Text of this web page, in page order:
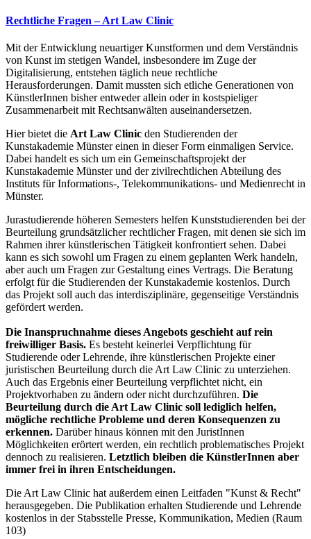
Rechtliche Fragen – Art Law Clinic
Mit der Entwicklung neuartiger Kunstformen und dem Verständnis
von Kunst im stetigen Wandel, insbesondere im Zuge der
Digitalisierung, entstehen täglich neue rechtliche
Herausforderungen. Damit mussten sich etliche Generationen von
KünstlerInnen bisher entweder allein oder in kostspieliger
Zusammenarbeit mit Rechtsanwälten auseinandersetzen.
Hier bietet die Art Law Clinic den Studierenden der
Kunstakademie Münster einen in dieser Form einmaligen Service.
Dabei handelt es sich um ein Gemeinschaftsprojekt der
Kunstakademie Münster und der zivilrechtlichen Abteilung des
Instituts für Informations-, Telekommunikations- und Medienrecht in
Münster.
Jurastudierende höheren Semesters helfen Kunststudierenden bei der
Beurteilung grundsätzlicher rechtlicher Fragen, mit denen sie sich im
Rahmen ihrer künstlerischen Tätigkeit konfrontiert sehen. Dabei
kann es sich sowohl um Fragen zu einem geplanten Werk handeln,
aber auch um Fragen zur Gestaltung eines Vertrags. Die Beratung
erfolgt für die Studierenden der Kunstakademie kostenlos. Durch
das Projekt soll auch das interdisziplinäre, gegenseitige Verständnis
gefördert werden.
Die Inanspruchnahme dieses Angebots geschieht auf rein
freiwilliger Basis. Es besteht keinerlei Verpflichtung für
Studierende oder Lehrende, ihre künstlerischen Projekte einer
juristischen Beurteilung durch die Art Law Clinic zu unterziehen.
Auch das Ergebnis einer Beurteilung verpflichtet nicht, ein
Projektvorhaben zu ändern oder nicht durchzuführen. Die
Beurteilung durch die Art Law Clinic soll lediglich helfen,
mögliche rechtliche Probleme und deren Konsequenzen zu
erkennen. Darüber hinaus können mit den JuristInnen
Möglichkeiten erörtert werden, ein rechtlich problematisches Projekt
dennoch zu realisieren. Letztlich bleiben die KünstlerInnen aber
immer frei in ihren Entscheidungen.
Die Art Law Clinic hat außerdem einen Leitfaden "Kunst & Recht"
herausgegeben. Die Publikation erhalten Studierende und Lehrende
kostenlos in der Stabsstelle Presse, Kommunikation, Medien (Raum
103)